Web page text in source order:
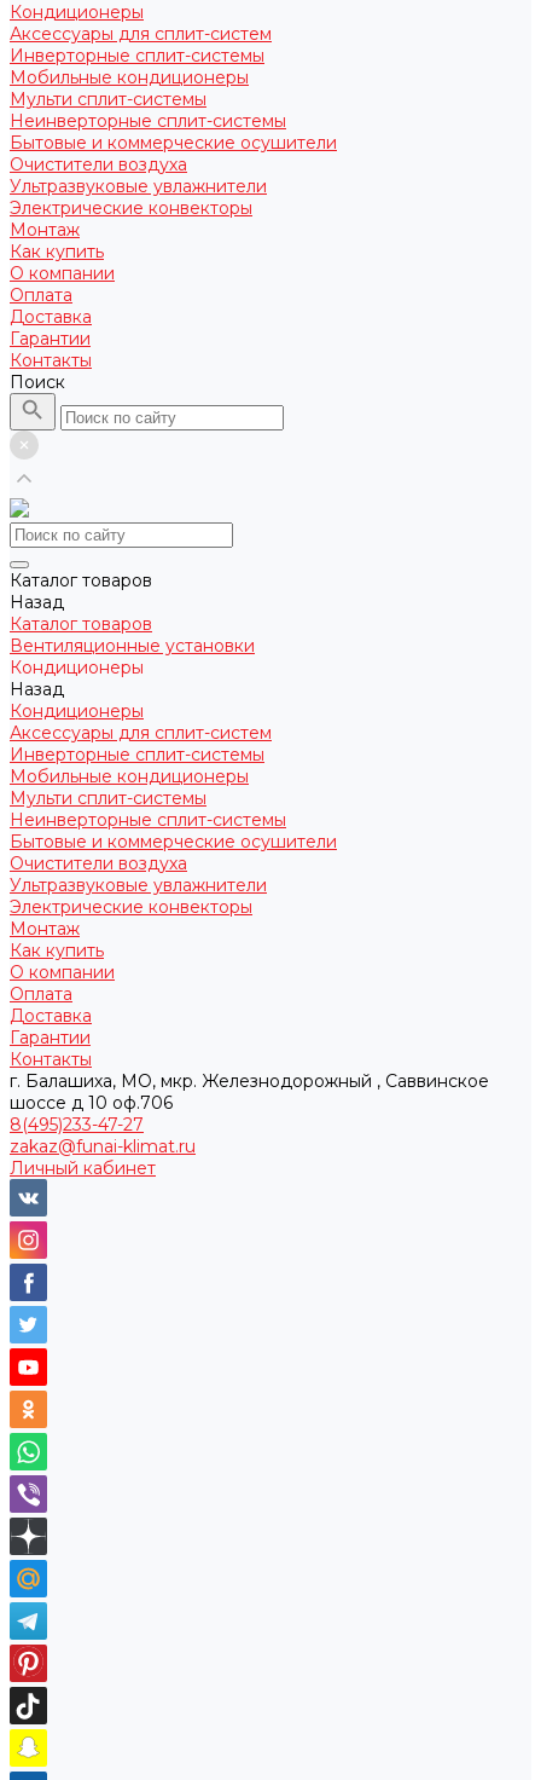
Кондиционеры
Аксессуары для сплит-систем
Инверторные сплит-системы
Мобильные кондиционеры
Мульти сплит-системы
Неинверторные сплит-системы
Бытовые и коммерческие осушители
Очистители воздуха
Ультразвуковые увлажнители
Электрические конвекторы
Монтаж
Как купить
О компании
Оплата
Доставка
Гарантии
Контакты
Поиск
Каталог товаров
Назад
Каталог товаров
Вентиляционные установки
Кондиционеры
Назад
Кондиционеры
Аксессуары для сплит-систем
Инверторные сплит-системы
Мобильные кондиционеры
Мульти сплит-системы
Неинверторные сплит-системы
Бытовые и коммерческие осушители
Очистители воздуха
Ультразвуковые увлажнители
Электрические конвекторы
Монтаж
Как купить
О компании
Оплата
Доставка
Гарантии
Контакты
г. Балашиха, МО, мкр. Железнодорожный , Саввинское
шоссе д 10 оф.706
8(495)233-47-27
zakaz@funai-klimat.ru
Личный кабинет